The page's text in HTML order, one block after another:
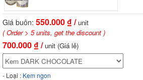
Giá buôn: 550.000 ₫ / unit
( Order > 5 units, get the discount )
700.000 ₫ /unit (Giá lẻ)
- Loại : Kem ngon